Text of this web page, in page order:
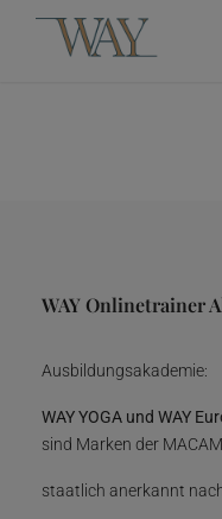
WAY Onlinetrainer
Ausbildungsakademie:
WAY YOGA und WAY
sind Marken der
staatlich anerkannt